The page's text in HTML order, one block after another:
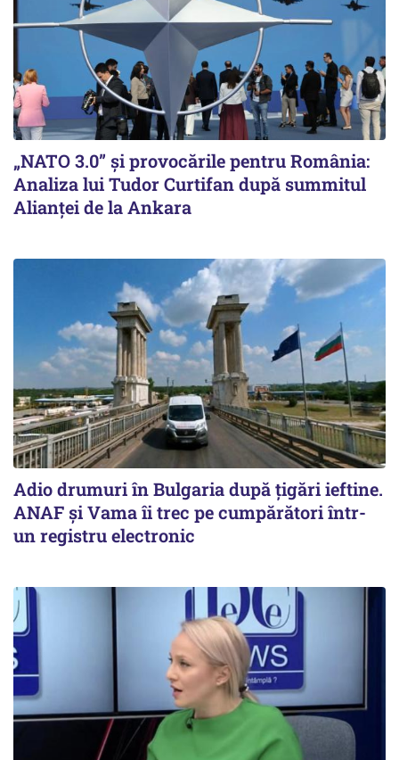
„NATO 3.0” și provocările pentru România:
Analiza lui Tudor Curtifan după summitul
Alianței de la Ankara
Adio drumuri în Bulgaria după țigări ieftine.
ANAF și Vama îi trec pe cumpărători într-
un registru electronic